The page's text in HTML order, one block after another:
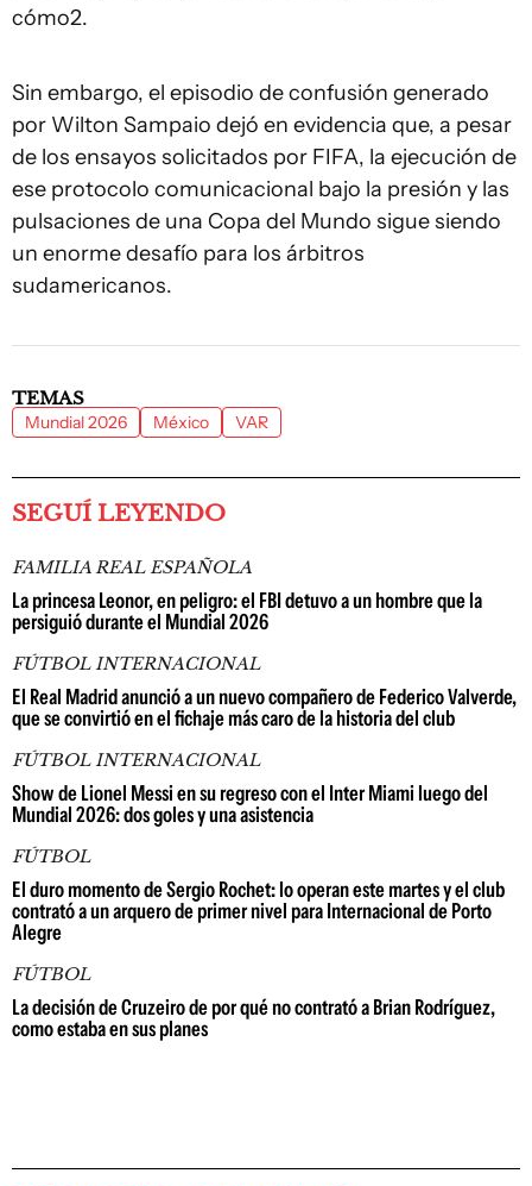
cómo2.
Sin embargo, el episodio de confusión generado
por Wilton Sampaio dejó en evidencia que, a pesar
de los ensayos solicitados por FIFA, la ejecución de
ese protocolo comunicacional bajo la presión y las
pulsaciones de una Copa del Mundo sigue siendo
un enorme desafío para los árbitros
sudamericanos.
TEMAS
Mundial 2026 México VAR
SEGUÍ LEYENDO
FAMILIA REAL ESPAÑOLA
La princesa Leonor, en peligro: el FBI detuvo a un hombre que la
persiguió durante el Mundial 2026
FÚTBOL INTERNACIONAL
El Real Madrid anunció a un nuevo compañero de Federico Valverde,
que se convirtió en el fichaje más caro de la historia del club
FÚTBOL INTERNACIONAL
Show de Lionel Messi en su regreso con el Inter Miami luego del
Mundial 2026: dos goles y una asistencia
FÚTBOL
El duro momento de Sergio Rochet: lo operan este martes y el club
contrató a un arquero de primer nivel para Internacional de Porto
Alegre
FÚTBOL
La decisión de Cruzeiro de por qué no contrató a Brian Rodríguez,
como estaba en sus planes